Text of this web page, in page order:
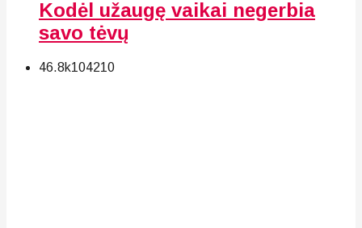
Kodėl užaugę vaikai negerbia
savo tėvų
46.8k104210